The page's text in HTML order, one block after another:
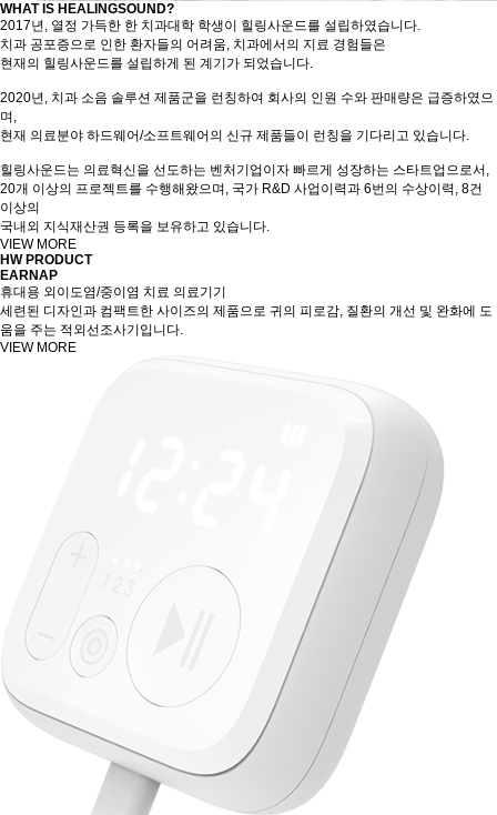
WHAT IS HEALINGSOUND?
2017년, 열정 가득한 한 치과대학 학생이 힐링사운드를 설립하였습니다.
치과 공포증으로 인한 환자들의 어려움, 치과에서의 지료 경험들은
현재의 힐링사운드를 설립하게 된 계기가 되었습니다.
2020년, 치과 소음 솔루션 제품군을 런칭하여 회사의 인원 수와 판매량은 급증하였으
며,
현재 의료분야 하드웨어/소프트웨어의 신규 제품들이 런칭을 기다리고 있습니다.
힐링사운드는 의료혁신을 선도하는 벤처기업이자 빠르게 성장하는 스타트업으로서,
20개 이상의 프로젝트를 수행해왔으며, 국가 R&D 사업이력과 6번의 수상이력, 8건
이상의
국내외 지식재산권 등록을 보유하고 있습니다.
VIEW MORE
HWPRODUCT
EARNAP
휴대용 외이도염/중이염 치료 의료기기
세련된 디자인과 컴팩트한 사이즈의 제품으로 귀의 피로감, 질환의 개선 및 완화에 도
움을 주는 적외선조사기입니다.
VIEW MORE